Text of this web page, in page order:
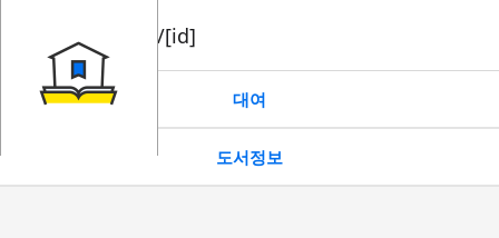
book/rent/[id]
대여
도서정보